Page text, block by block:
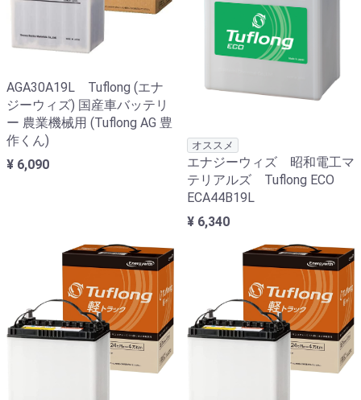
AGA30A19L Tuflong (エナ
ジーウィズ) 国産車バッテリ
ー 農業機械用 (Tuflong AG 豊
作くん)
¥ 6,090
オススメ
エナジーウィズ 昭和電工マ
テリアルズ Tuflong ECO
ECA44B19L
¥ 6,340